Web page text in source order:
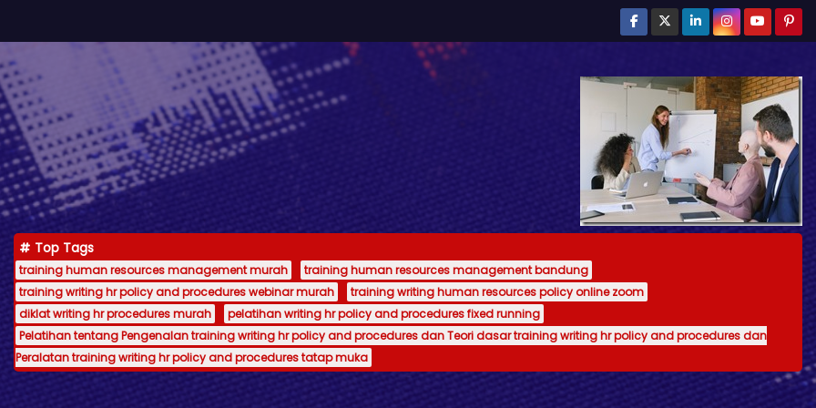
Top Tags
training human resources management murah
training human resources management bandung
training writing hr policy and procedures webinar murah
training writing human resources policy online zoom
diklat writing hr procedures murah
pelatihan writing hr policy and procedures fixed running
Pelatihan tentang Pengenalan training writing hr policy and procedures dan Teori dasar training writing hr policy and procedures dan
Peralatan training writing hr policy and procedures tatap muka